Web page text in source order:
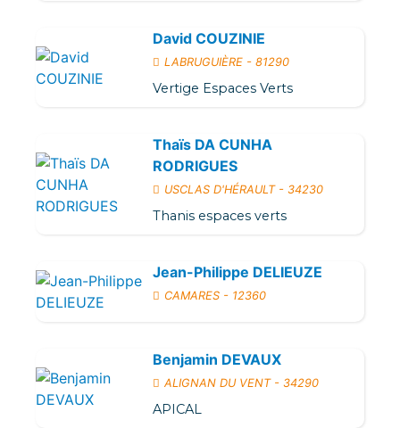
David COUZINIE
LABRUGUIÈRE - 81290
Vertige Espaces Verts
Thaïs DA CUNHA
RODRIGUES
USCLAS D'HÉRAULT - 34230
Thanis espaces verts
Jean-Philippe DELIEUZE
CAMARES - 12360
Benjamin DEVAUX
ALIGNAN DU VENT - 34290
APICAL